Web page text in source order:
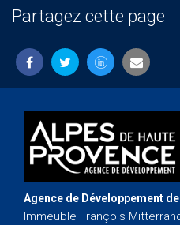
Partagez cette page
Agence de Développement
Immeuble François